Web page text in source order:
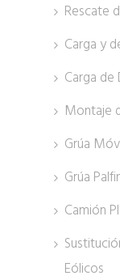
Rescate
Carga y
Carga
Montaje
Grúa
Grúa
Camión
Eólicos